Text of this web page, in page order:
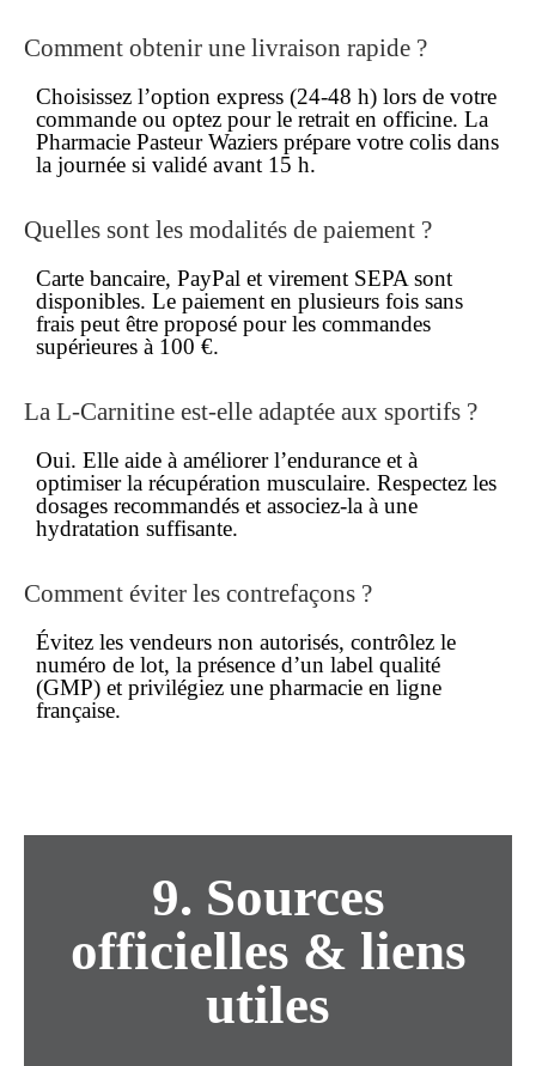
Comment obtenir une livraison rapide ?
Choisissez l’option express (24-48 h) lors de votre
commande ou optez pour le retrait en officine. La
Pharmacie Pasteur Waziers prépare votre colis dans
la journée si validé avant 15 h.
Quelles sont les modalités de paiement ?
Carte bancaire, PayPal et virement SEPA sont
disponibles. Le paiement en plusieurs fois sans
frais peut être proposé pour les commandes
supérieures à 100 €.
La L-Carnitine est-elle adaptée aux sportifs ?
Oui. Elle aide à améliorer l’endurance et à
optimiser la récupération musculaire. Respectez les
dosages recommandés et associez-la à une
hydratation suffisante.
Comment éviter les contrefaçons ?
Évitez les vendeurs non autorisés, contrôlez le
numéro de lot, la présence d’un label qualité
(GMP) et privilégiez une pharmacie en ligne
française.
9. Sources
officielles & liens
utiles